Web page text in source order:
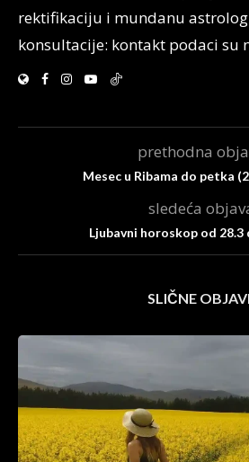
rektifikaciju i mundanu
konsultacije: kontakt podaci su
prethodna
Mesec u Ribama do petka
sledeća
Ljubavni horoskop od 28.3
SLIČNE